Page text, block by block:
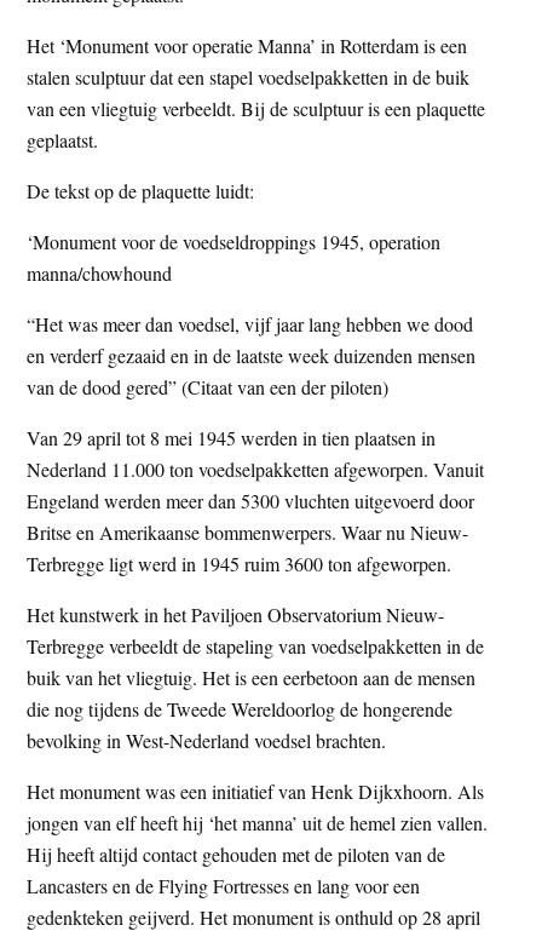
Het ‘Monument voor operatie Manna’ in Rotterdam is een
stalen sculptuur dat een stapel voedselpakketten in de buik
van een vliegtuig verbeeldt. Bij de sculptuur is een plaquette
geplaatst.
De tekst op de plaquette luidt:
‘Monument voor de voedseldroppings 1945, operation
manna/chowhound
“Het was meer dan voedsel, vijf jaar lang hebben we dood
en verderf gezaaid en in de laatste week duizenden mensen
van de dood gered” (Citaat van een der piloten)
Van 29 april tot 8 mei 1945 werden in tien plaatsen in
Nederland 11.000 ton voedselpakketten afgeworpen. Vanuit
Engeland werden meer dan 5300 vluchten uitgevoerd door
Britse en Amerikaanse bommenwerpers. Waar nu Nieuw-
Terbregge ligt werd in 1945 ruim 3600 ton afgeworpen.
Het kunstwerk in het Paviljoen Observatorium Nieuw-
Terbregge verbeeldt de stapeling van voedselpakketten in de
buik van het vliegtuig. Het is een eerbetoon aan de mensen
die nog tijdens de Tweede Wereldoorlog de hongerende
bevolking in West-Nederland voedsel brachten.
Het monument was een initiatief van Henk Dijkxhoorn. Als
jongen van elf heeft hij ‘het manna’ uit de hemel zien vallen.
Hij heeft altijd contact gehouden met de piloten van de
Lancasters en de Flying Fortresses en lang voor een
gedenkteken geijverd. Het monument is onthuld op 28 april